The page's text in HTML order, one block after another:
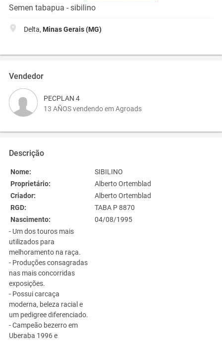
Semen tabapua - sibilino
Delta, Minas Gerais (MG)
Vendedor
PECPLAN 4
13 AÑOS vendendo em Agroads
Descrição
Nome:
SIBILINO
Proprietário:
Alberto Ortemblad
Criador:
Alberto Ortemblad
RGD:
TABA P 8870
Nascimento:
04/08/1995
- Um dos touros mais
utilizados para
melhoramento na raça.
- Produções consagradas
nas mais concorridas
exposições.
- Possui carcaça
moderna, beleza racial e
um pedigree diferenciado.
- Campeão bezerro em
Uberaba 1996 e